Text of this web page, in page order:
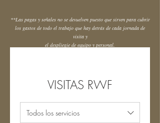
**Las pagas y señales no se devuelven puesto que sirven para cubrir
los gastos de todo el trabajo que hay detrás de cada jornada de
visita y
el despliegie de equipo y personal.
VISITAS RWF
Todos los servicios